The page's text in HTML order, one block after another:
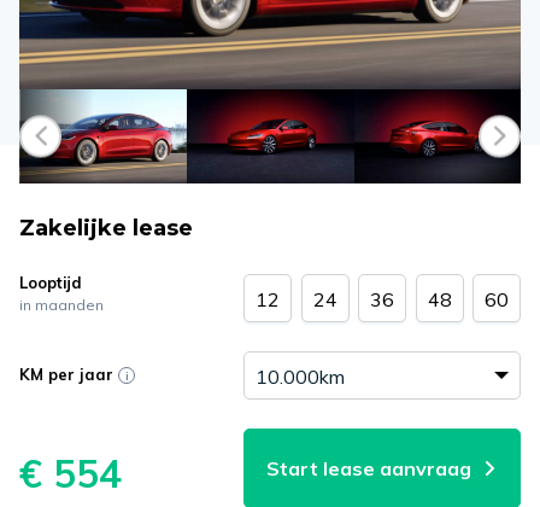
Zakelijke lease
Looptijd
in maanden 12 24 36 48 60
KM per jaar
€ 554 Start lease aanvraag